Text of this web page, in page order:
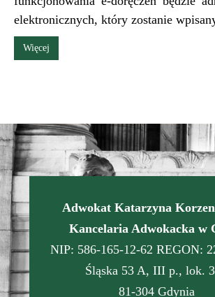
elektronicznych, który zostanie
Więcej
Adwokat Katarzyna
Kancelaria Adwokacka w
NIP: 586-165-12-62 REGON:
Śląska 53 A, III p., lok.
81-304 Gdynia